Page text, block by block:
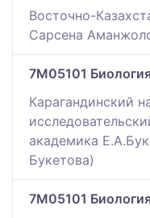
Восточно-
Сарсена
7M05101 Биология
Карагандинский
академика
Букетова)
7M05101 Биология